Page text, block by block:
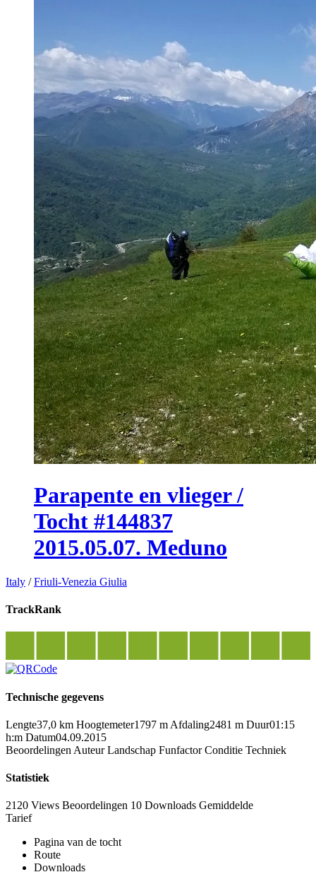
Parapente en vlieger /
Tocht #144837
2015.05.07. Meduno
Italy /Friuli-Venezia Giulia
TrackRank
Technische gegevens
Lengte37,0 km Hoogtemeter1797 m Afdaling2481 m Duur01:15
h:m Datum04.09.2015
Beoordelingen Auteur Landschap Funfactor Conditie Techniek
Statistiek
2120 Views Beoordelingen 10 Downloads Gemiddelde
Tarief
Pagina van de tocht
Route
Downloads